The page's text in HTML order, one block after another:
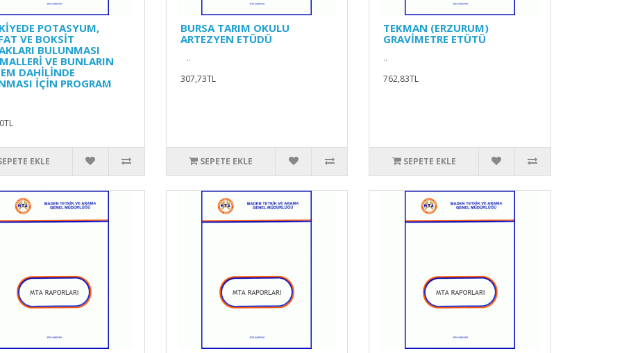
POTASYUM,
VE BOKSİT
BULUNMASI
VE BUNLARIN
DAHİLİNDE
İÇİN PROGRAM
EKLE
BURSA TARIM OKULU
ARTEZYEN ETÜDÜ
..
307,73TL
SEPETE EKLE
TEKMAN (ERZURUM)
GRAVİMETRE ETÜTÜ
..
762,83TL
SEPETE EKLE